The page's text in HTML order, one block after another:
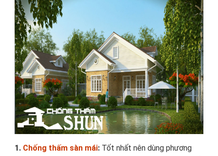
1. Chống thấm sàn mái: Tốt nhất nên dùng phương